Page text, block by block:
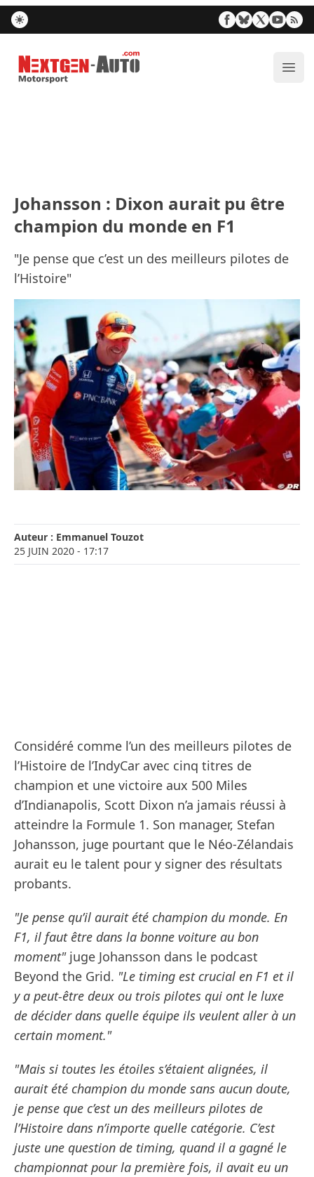
Nextgen-Auto.com
Johansson : Dixon aurait pu être
champion du monde en F1
"Je pense que c’est un des meilleurs pilotes de
l’Histoire"
Auteur : Emmanuel Touzot
25 JUIN 2020 - 17:17
Considéré comme l’un des meilleurs pilotes de
l’Histoire de l’IndyCar avec cinq titres de
champion et une victoire aux 500 Miles
d’Indianapolis, Scott Dixon n’a jamais réussi à
atteindre la Formule 1. Son manager, Stefan
Johansson, juge pourtant que le Néo-Zélandais
aurait eu le talent pour y signer des résultats
probants.
"Je pense qu’il aurait été champion du monde. En
F1, il faut être dans la bonne voiture au bon
moment"juge Johansson dans le podcast
Beyond the Grid. "Le timing est crucial en F1 et il
y a peut-être deux ou trois pilotes qui ont le luxe
de décider dans quelle équipe ils veulent aller à un
certain moment."
"Mais si toutes les étoiles s’étaient alignées, il
aurait été champion du monde sans aucun doute,
je pense que c’est un des meilleurs pilotes de
l’Histoire dans n’importe quelle catégorie. C’est
juste une question de timing, quand il a gagné le
championnat pour la première fois, il avait eu un